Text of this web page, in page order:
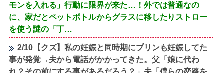
モンを入れる」行動に限界が来た…！外では普通なの
に、家だとペットボトルからグラスに移したりストロー
を使う謎の「丁…
2/10【クズ】私の妊娠と同時期にプリンも妊娠してた
事が発覚→夫から電話がかかってきた。父「娘に代わ
れ？その前にする事があるだろう？」夫「僕らの恋路を